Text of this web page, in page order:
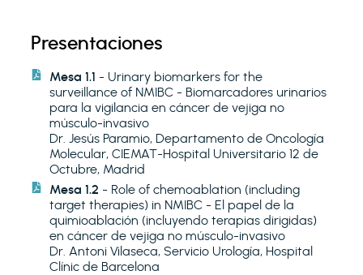
Presentaciones
Mesa 1.1 - Urinary biomarkers for the
surveillance of NMIBC - Biomarcadores urinarios
para la vigilancia en cáncer de vejiga no
músculo-invasivo
Dr. Jesús Paramio, Departamento de Oncología
Molecular, CIEMAT-Hospital Universitario 12 de
Octubre, Madrid
Mesa 1.2 - Role of chemoablation (including
target therapies) in NMIBC - El papel de la
quimioablación (incluyendo terapias dirigidas)
en cáncer de vejiga no músculo-invasivo
Dr. Antoni Vilaseca, Servicio Urología, Hospital
Clínic de Barcelona